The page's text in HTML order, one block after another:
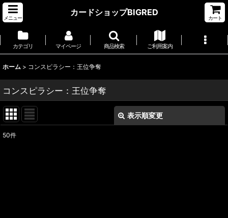
メニュー
カードショップBIGRED
カート
カテゴリ マイページ 商品検索 ご利用案内
ホーム > コンスピラシー：王位争奪
コンスピラシー：王位争奪
表示順変更
50件